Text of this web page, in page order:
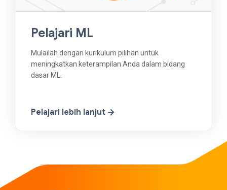
Pelajari ML
Mulailah dengan kurikulum pilihan untuk
meningkatkan keterampilan Anda dalam bidang
dasar ML.
Pelajari lebih lanjut